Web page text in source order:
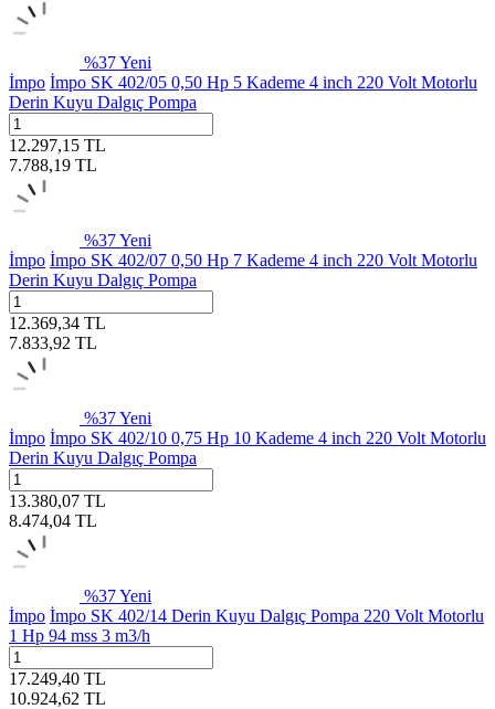
%37Yeni
İmpo İmpo SK 402/05 0,50 Hp 5 Kademe 4 inch 220 Volt Motorlu
Derin Kuyu Dalgıç Pompa
12.297,15 TL
7.788,19 TL
%37Yeni
İmpo İmpo SK 402/07 0,50 Hp 7 Kademe 4 inch 220 Volt Motorlu
Derin Kuyu Dalgıç Pompa
12.369,34 TL
7.833,92 TL
%37Yeni
İmpo İmpo SK 402/10 0,75 Hp 10 Kademe 4 inch 220 Volt Motorlu
Derin Kuyu Dalgıç Pompa
13.380,07 TL
8.474,04 TL
%37Yeni
İmpo İmpo SK 402/14 Derin Kuyu Dalgıç Pompa 220 Volt Motorlu
1 Hp 94 mss 3 m3/h
17.249,40 TL
10.924,62 TL